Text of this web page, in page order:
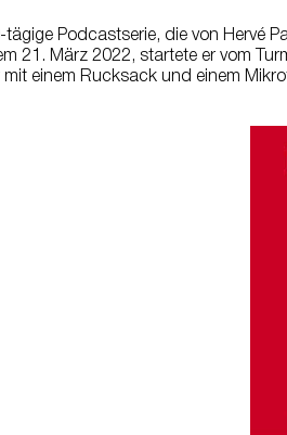
tägige Podcastserie, die von Hervé
21. März 2022, startete er vom
mit einem Rucksack und einem